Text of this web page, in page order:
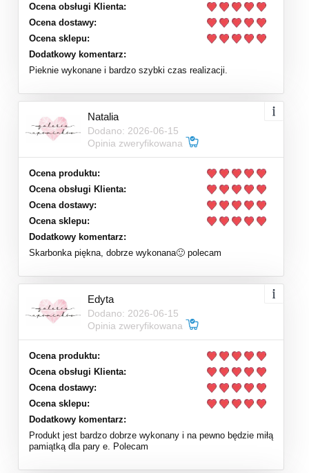
Ocena obsługi Klienta:
Ocena dostawy:
Ocena sklepu:
Dodatkowy komentarz:
Pieknie wykonane i bardzo szybki czas realizacji.
Natalia
Dodano: 2026-06-15
Opinia zweryfikowana
Ocena produktu:
Ocena obsługi Klienta:
Ocena dostawy:
Ocena sklepu:
Dodatkowy komentarz:
Skarbonka piękna, dobrze wykonana🙂 polecam
Edyta
Dodano: 2026-06-15
Opinia zweryfikowana
Ocena produktu:
Ocena obsługi Klienta:
Ocena dostawy:
Ocena sklepu:
Dodatkowy komentarz:
Produkt jest bardzo dobrze wykonany i na pewno będzie miłą
pamiątką dla pary e. Polecam